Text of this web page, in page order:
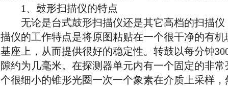
1、鼓形扫描仪的特点
无论是台式鼓形扫描仪还是其它高档的扫描仪
描仪的工作特点是将原图粘贴在一个很干净的有
基座上，从而提供很好的稳定性。转鼓以每分钟
隙约为几毫米。在探测器单元内有一个固定的非
个很细小的锥形光圈一次一个象素在介质上采样